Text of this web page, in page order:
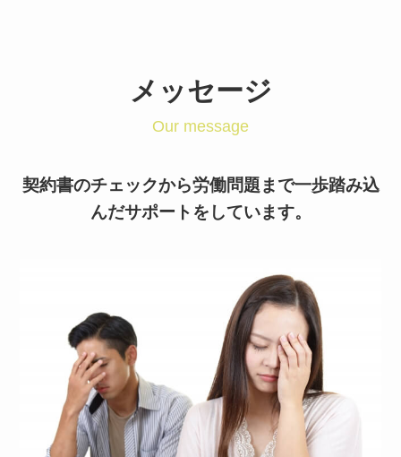
メッセージ
Our message
契約書のチェックから労働問題まで一歩踏み込
んだサポートをしています。